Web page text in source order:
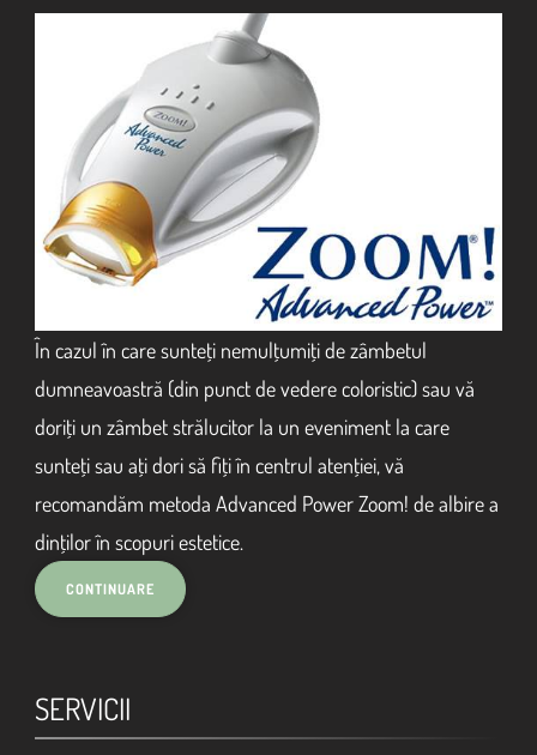
În cazul în care sunteţi nemulţumiţi de zâmbetul
dumneavoastră (din punct de vedere coloristic) sau vă
doriţi un zâmbet strălucitor la un eveniment la care
sunteţi sau aţi dori să fiţi în centrul atenţiei, vă
recomandăm metoda Advanced Power Zoom! de albire a
dinţilor în scopuri estetice.
SERVICII